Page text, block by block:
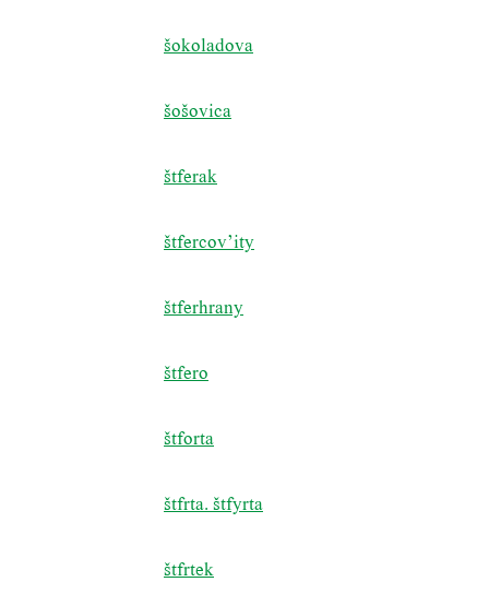
šokoladova
šošovica
štferak
štfercov’ity
štferhrany
štfero
štforta
štfrta. štfyrta
štfrtek